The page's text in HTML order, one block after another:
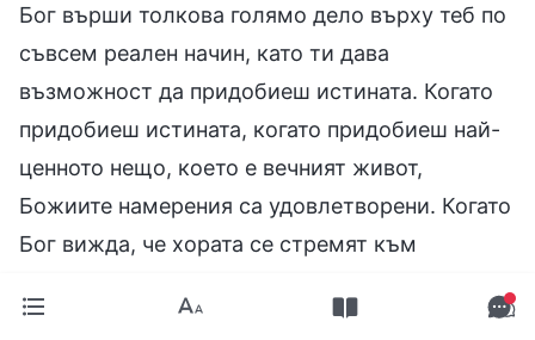
Бог върши толкова голямо дело върху теб по
съвсем реален начин, като ти дава
възможност да придобиеш истината. Когато
придобиеш истината, когато придобиеш най-
ценното нещо, което е вечният живот,
Божиите намерения са удовлетворени. Когато
Бог вижда, че хората се стремят към
щастлив и доволен. Тогава Той има